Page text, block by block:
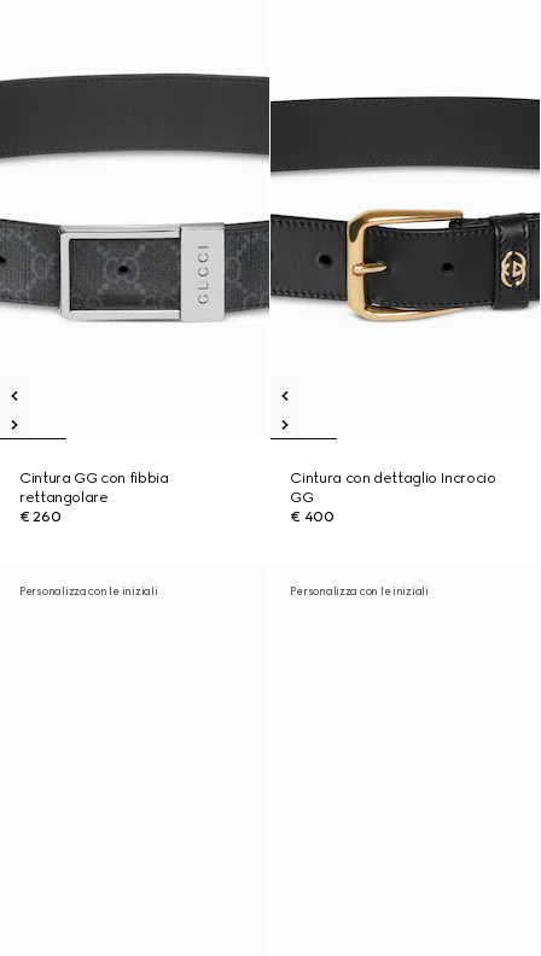
Cintura GG con fibbia
rettangolare
€ 260
Cintura con dettaglio Incrocio
GG
€ 400
Personalizza con le iniziali Personalizza con le iniziali